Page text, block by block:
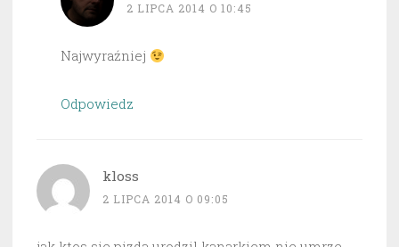
2 LIPCA 2014 O 10:45
Najwyraźniej
Odpowiedz
kloss
2 LIPCA 2014 O 09:05